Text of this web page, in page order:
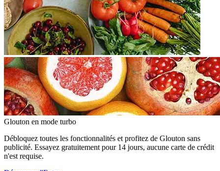
Glouton en mode turbo
Débloquez toutes les fonctionnalités et profitez de Glouton sans
publicité. Essayez gratuitement pour 14 jours, aucune carte de crédit
n'est requise.